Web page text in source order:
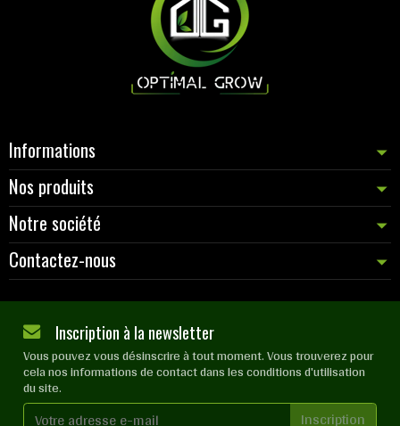
Informations
Nos produits
Notre société
Contactez-nous
Inscription à la newsletter
Vous pouvez vous désinscrire à tout moment. Vous trouverez pour
cela nos informations de contact dans les conditions d'utilisation
du site.